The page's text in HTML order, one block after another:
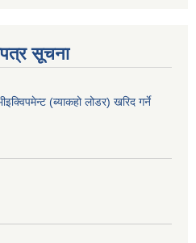
सूचना
(ब्याकहो लोडर) खरिद गर्ने